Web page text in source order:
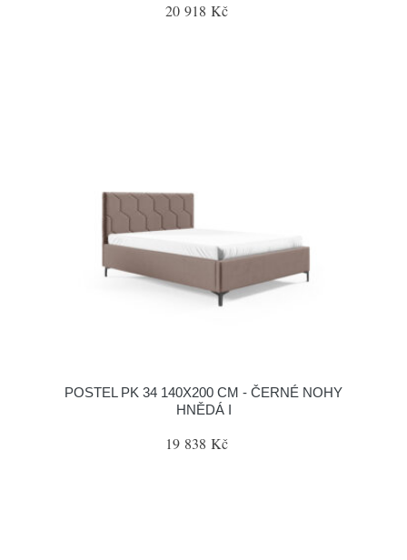
20 918 Kč
POSTEL PK 34 140X200 CM - ČERNÉ NOHY
HNĚDÁ I
19 838 Kč